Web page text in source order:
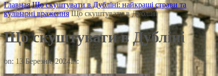
Главная Що скуштувати в Дубліні: найкращі страви та
кулінарні враження Що скуштувати в Дубліні
Що скуштувати в Дубліні
on: 13 Березня, 2024In: